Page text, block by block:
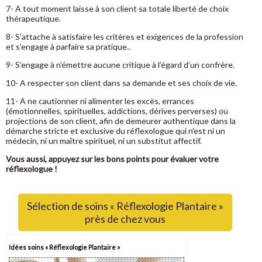
7- A tout moment laisse à son client sa totale liberté de choix
thérapeutique.
8- S’attache à satisfaire les critères et exigences de la profession
et s’engage à parfaire sa pratique..
9- S’engage à n’émettre aucune critique à l’égard d’un confrère.
10- A respecter son client dans sa demande et ses choix de vie.
11- A ne cautionner ni alimenter les excès, errances
(émotionnelles, spirituelles, addictions, dérives perverses) ou
projections de son client, afin de demeurer authentique dans la
démarche stricte et exclusive du réflexologue qui n’est ni un
médecin, ni un maître spirituel, ni un substitut affectif.
Vous aussi, appuyez sur les bons points pour évaluer votre
réflexologue !
Sélection de soins « Réflexologie Plantaire »
près de chez vous
Idées soins « Réflexologie Plantaire »